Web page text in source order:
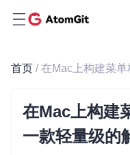
首页
在Mac上构建
一款轻量级的